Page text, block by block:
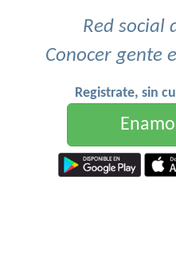
Red social
Conocer gente
Registrate, sin